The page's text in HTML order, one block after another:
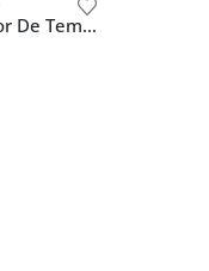
Multímetro Digital C/ Sensor De Temperatura Fc979 Ferramec